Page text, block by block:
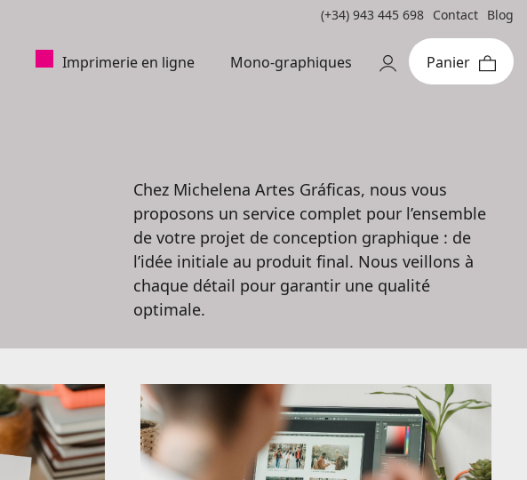
(+34) 943 445 698 Contact Blog
Imprimerie en ligne Mono-graphiques
Chez Michelena Artes Gráficas, nous vous
proposons un service complet pour l’ensemble
de votre projet de conception graphique : de
l’idée initiale au produit final. Nous veillons à
chaque détail pour garantir une qualité
optimale.